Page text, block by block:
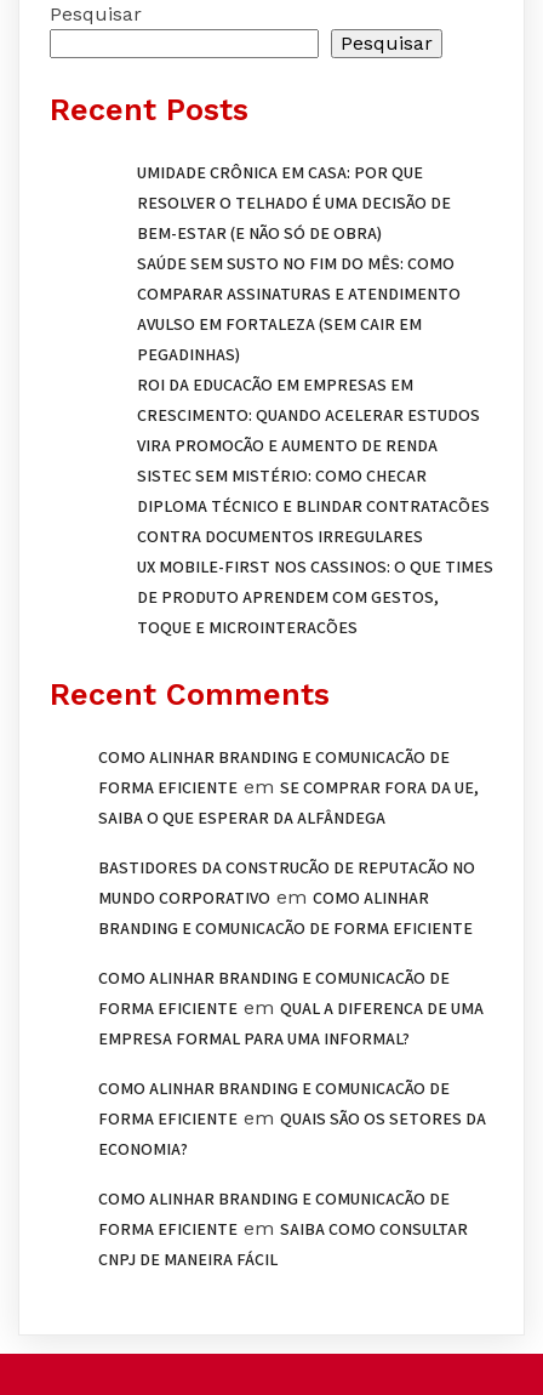
Pesquisar
Pesquisar
Recent Posts
UMIDADE CRÔNICA EM CASA: POR QUE
RESOLVER O TELHADO É UMA DECISÃO DE
BEM-ESTAR (E NÃO SÓ DE OBRA)
SAÚDE SEM SUSTO NO FIM DO MÊS: COMO
COMPARAR ASSINATURAS E ATENDIMENTO
AVULSO EM FORTALEZA (SEM CAIR EM
PEGADINHAS)
ROI DA EDUCAÇÃO EM EMPRESAS EM
CRESCIMENTO: QUANDO ACELERAR ESTUDOS
VIRA PROMOÇÃO E AUMENTO DE RENDA
SISTEC SEM MISTÉRIO: COMO CHECAR
DIPLOMA TÉCNICO E BLINDAR CONTRATAÇÕES
CONTRA DOCUMENTOS IRREGULARES
UX MOBILE-FIRST NOS CASSINOS: O QUE TIMES
DE PRODUTO APRENDEM COM GESTOS,
TOQUE E MICROINTERAÇÕES
Recent Comments
COMO ALINHAR BRANDING E COMUNICAÇÃO DE
FORMA EFICIENTE em SE COMPRAR FORA DA UE,
SAIBA O QUE ESPERAR DA ALFÂNDEGA
BASTIDORES DA CONSTRUÇÃO DE REPUTAÇÃO NO
MUNDO CORPORATIVO em COMO ALINHAR
BRANDING E COMUNICAÇÃO DE FORMA EFICIENTE
COMO ALINHAR BRANDING E COMUNICAÇÃO DE
FORMA EFICIENTE em QUAL A DIFERENÇA DE UMA
EMPRESA FORMAL PARA UMA INFORMAL?
COMO ALINHAR BRANDING E COMUNICAÇÃO DE
FORMA EFICIENTE em QUAIS SÃO OS SETORES DA
ECONOMIA?
COMO ALINHAR BRANDING E COMUNICAÇÃO DE
FORMA EFICIENTE em SAIBA COMO CONSULTAR
CNPJ DE MANEIRA FÁCIL